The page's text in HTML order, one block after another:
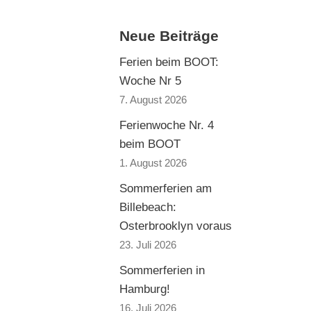
Neue Beiträge
Ferien beim BOOT:
Woche Nr 5
7. August 2026
Ferienwoche Nr. 4
beim BOOT
1. August 2026
Sommerferien am
Billebeach:
Osterbrooklyn voraus
23. Juli 2026
Sommerferien in
Hamburg!
16. Juli 2026